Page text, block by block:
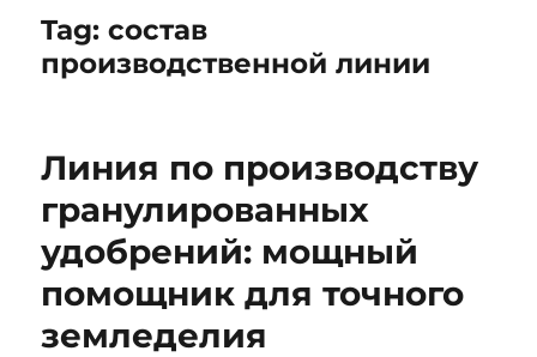
Tag:состав
производственной линии
Линия по производству
гранулированных
удобрений: мощный
помощник для точного
земледелия